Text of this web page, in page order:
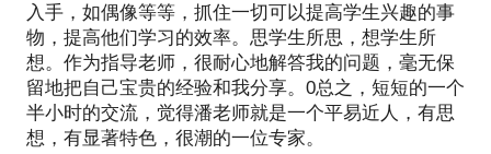
入手，如偶像等等，抓住一切可以提高学生兴趣的事
物，提高他们学习的效率。思学生所思，想学生所
想。作为指导老师，很耐心地解答我的问题，毫无保
留地把自己宝贵的经验和我分享。0总之，短短的一个
半小时的交流，觉得潘老师就是一个平易近人，有思
想，有显著特色，很潮的一位专家。